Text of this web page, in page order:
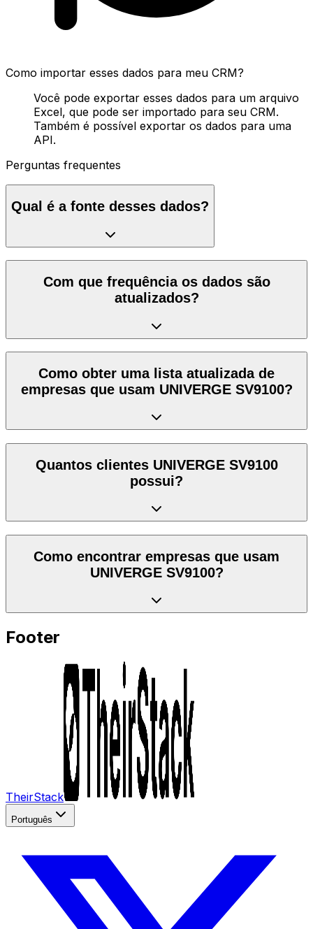
Como importar esses dados para meu CRM?
Você pode exportar esses dados para um arquivo
Excel, que pode ser importado para seu CRM.
Também é possível exportar os dados para uma
API.
Perguntas frequentes
Qual é a fonte desses dados?
Com que frequência os dados são
atualizados?
Como obter uma lista atualizada de
empresas que usam UNIVERGE SV9100?
Quantos clientes UNIVERGE SV9100
possui?
Como encontrar empresas que usam
UNIVERGE SV9100?
Footer
TheirStack
Português